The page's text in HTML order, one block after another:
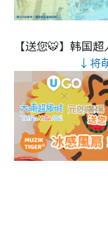
【送您🐯】韩国
↓将